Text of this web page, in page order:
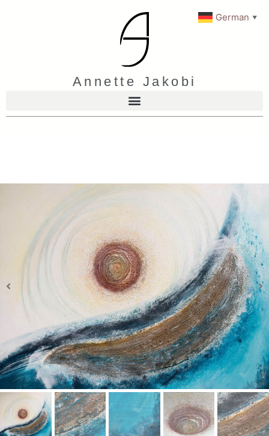
Annette Jakobi
Bildausschnitt
Bildausschnitt
Bildausschnitt
Bildausschnitt
German ▼